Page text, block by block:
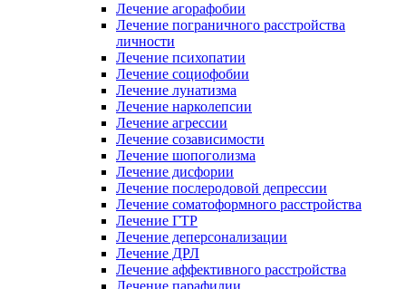
Лечение агорафобии
Лечение пограничного расстройства
личности
Лечение психопатии
Лечение социофобии
Лечение лунатизма
Лечение нарколепсии
Лечение агрессии
Лечение созависимости
Лечение шопоголизма
Лечение дисфории
Лечение послеродовой депрессии
Лечение соматоформного расстройства
Лечение ГТР
Лечение деперсонализации
Лечение ДРЛ
Лечение аффективного расстройства
Лечение парафилии